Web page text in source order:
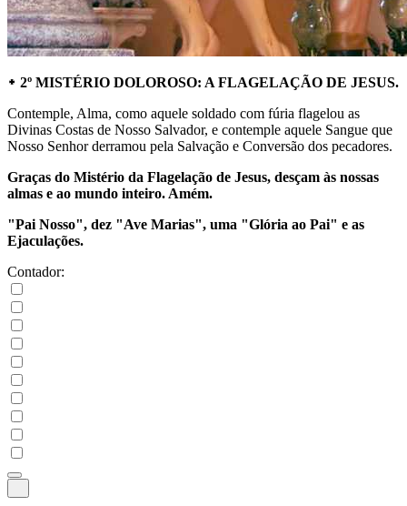
᛭ 2º MISTÉRIO DOLOROSO: A FLAGELAÇÃO DE JESUS.
Contemple, Alma, como aquele soldado com fúria flagelou as
Divinas Costas de Nosso Salvador, e contemple aquele Sangue que
Nosso Senhor derramou pela Salvação e Conversão dos pecadores.
Graças do Mistério da Flagelação de Jesus, desçam às nossas
almas e ao mundo inteiro. Amém.
"Pai Nosso", dez "Ave Marias", uma "Glória ao Pai" e as
Ejaculações.
Contador: